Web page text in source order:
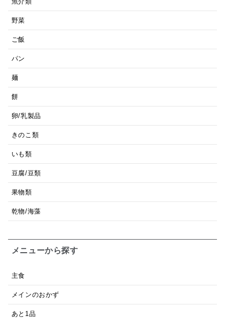
野菜
ご飯
パン
麺
餅
卵/乳製品
きのこ類
いも類
豆腐/豆類
果物類
乾物/海藻
メニューから探す
主食
メインのおかず
あと1品